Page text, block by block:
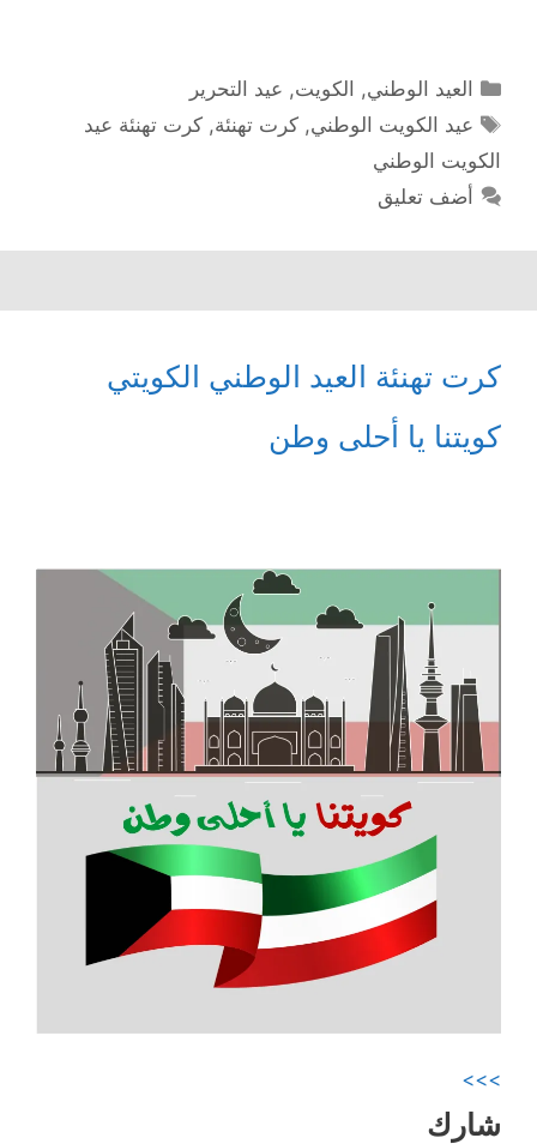
التصنيفات
العيد الوطني, الكويت, عيد التحرير
الوسوم
عيد الكويت الوطني,كرت تهنئة,كرت تهنئة عيد
الكويت الوطني
أضف تعليق
كرت تهنئة العيد الوطني الكويتي
كويتنا يا أحلى وطن
>>>
شارك